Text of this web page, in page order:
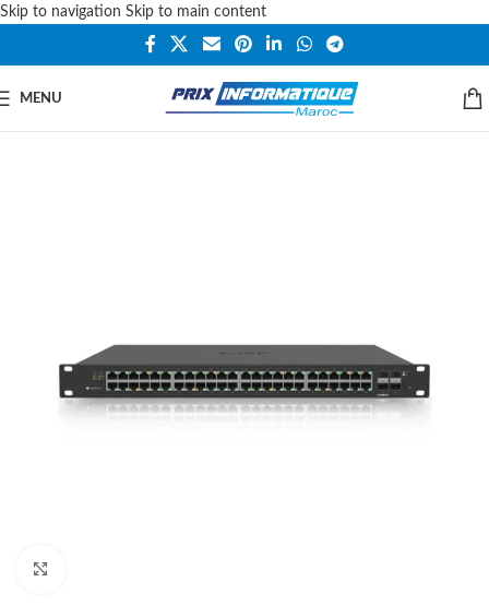
Skip to navigation Skip to main content
MENU